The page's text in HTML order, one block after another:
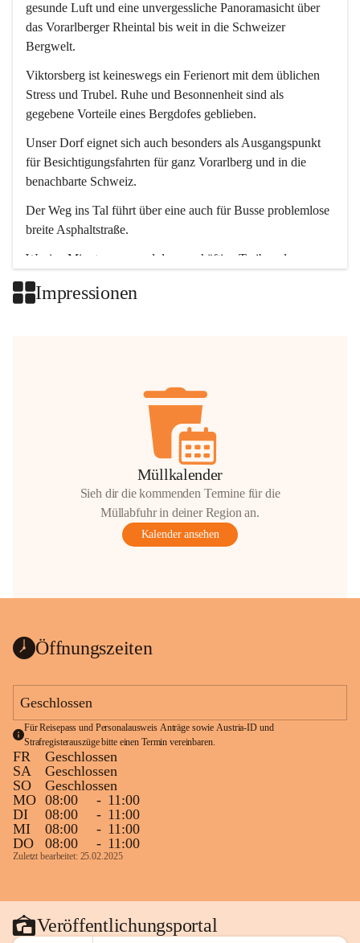
gesunde Luft und eine unvergessliche Panoramasicht über
das Vorarlberger Rheintal bis weit in die Schweizer
Bergwelt.
Viktorsberg ist keineswegs ein Ferienort mit dem üblichen
Stress und Trubel. Ruhe und Besonnenheit sind als
gegebene Vorteile eines Bergdofes geblieben.
Unser Dorf eignet sich auch besonders als Ausgangspunkt
für Besichtigungsfahrten für ganz Vorarlberg und in die
benachbarte Schweiz.
Der Weg ins Tal führt über eine auch für Busse problemlose
breite Asphaltstraße.
Wenige Minuten nur, und das geschäftige Treiben der
Impressionen
Müllkalender
Sieh dir die kommenden Termine für die
Müllabfuhr in deiner Region an.
Kalender ansehen
Öffnungszeiten
Geschlossen
Für Reisepass und Personalausweis Anträge sowie Austria-ID und
Strafregisterauszüge bitte einen Termin vereinbaren.
FR
Geschlossen
SA
Geschlossen
SO
Geschlossen
MO 08:00 - 11:00
DI
08:00 - 11:00
MI
08:00 - 11:00
DO
08:00 - 11:00
Zuletzt bearbeitet: 25.02.2025
Veröffentlichungsportal